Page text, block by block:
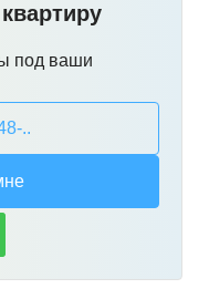
под ваши
..